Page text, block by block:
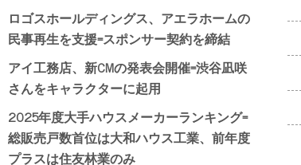
ロゴスホールディングス、アエラホームの
民事再生を支援=スポンサー契約を締結
アイ工務店、新CMの発表会開催=渋谷凪咲
さんをキャラクターに起用
2025年度大手ハウスメーカーランキング=
総販売戸数首位は大和ハウス工業、前年度
プラスは住友林業のみ